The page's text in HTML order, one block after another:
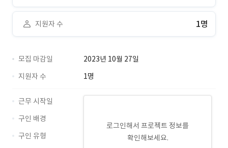
지원자 수 1명
모집 마감일
2023년 10월 27일
지원자 수
1명
로그인해서 프로젝트 정보를
확인해보세요.
근무 시작일
구인 배경
구인 유형